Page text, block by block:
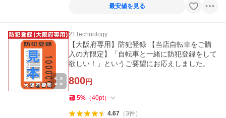
最安値を見る
21Technology
【大阪府専用】防犯登録 【当店自転車をご購
入の方限定】「自転車と一緒に防犯登録をして
欲しい！」というご要望にお応えしました。
800円
5% （40pt）
4.67（3件）